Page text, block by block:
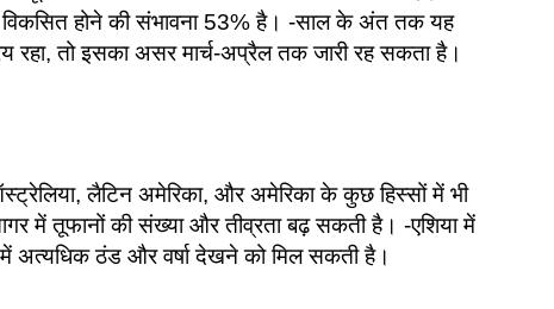
होने की संभावना 53% है। -साल के अंत तक यह
तो इसका असर मार्च-अप्रैल तक जारी रह सकता है।
लैटिन अमेरिका, और अमेरिका के कुछ हिस्सों में भी
में तूफानों की संख्या और तीव्रता बढ़ सकती है। -एशिया में
में अत्यधिक ठंड और वर्षा देखने को मिल सकती है।